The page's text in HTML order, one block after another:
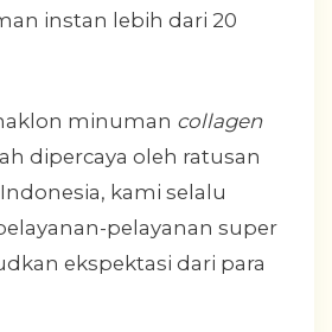
instan lebih dari 20
minuman collagen
dipercaya oleh ratusan
kami selalu
pelayanan super
ekspektasi dari para